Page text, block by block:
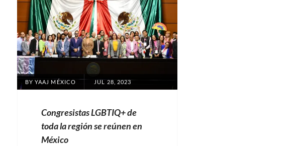
BY YAAJ MÉXICO
POSTED
JUL 28, 2023
Congresistas LGBTIQ+ de
toda la región se reúnen en
México